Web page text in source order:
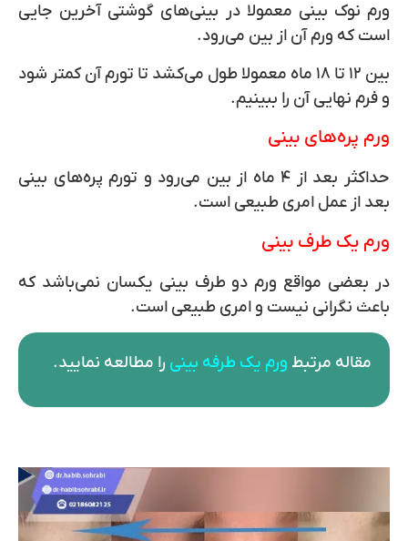
ورم نوک بینی معمولا در بینی‌های گوشتی آخرین جایی
است که ورم آن از بین می‌رود.
بین ۱۲ تا ۱۸ ماه معمولا طول می‌کشد تا تورم آن کمتر شود
و فرم نهایی آن را ببینیم.
ورم پره‌های بینی
حداکثر بعد از ۴ ماه از بین می‌رود و تورم پره‌های بینی
بعد از عمل امری طبیعی است.
ورم یک طرف بینی
در بعضی مواقع ورم دو طرف بینی یکسان نمی‌باشد که
باعث نگرانی نیست و امری طبیعی است.
مقاله مرتبط ورم یک طرفه بینی را مطالعه نمایید.